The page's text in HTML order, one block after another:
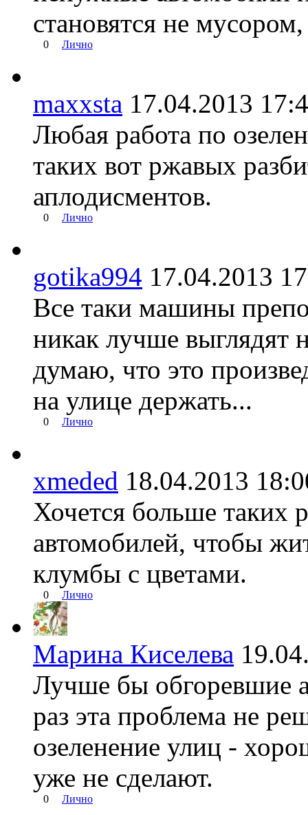
становятся не
0 Лично
maxxsta 17.04.2013
Любая работа по
таких вот ржавых
аплодисментов.
0 Лично
gotika994 17.04.2013
Все таки машины
никак лучше выглядят
думаю, что это
на улице держать...
0 Лично
xmeded 18.04.2013
Хочется больше таких
автомобилей, чтобы
клумбы с цветами.
0 Лично
Марина Киселева
Лучше бы обгоревшие
раз эта проблема не
озеленение улиц -
уже не сделают.
0 Лично